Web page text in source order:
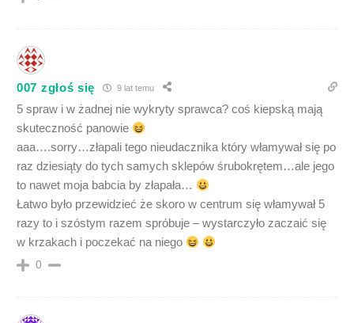
007 zgłoś się 9 lat temu
5 spraw i w żadnej nie wykryty sprawca? coś kiepską mają
skuteczność panowie
aaa….sorry…złapali tego nieudacznika który włamywał się po
raz dziesiąty do tych samych sklepów śrubokrętem…ale jego
to nawet moja babcia by złapała…
Łatwo było przewidzieć że skoro w centrum się włamywał 5
razy to i szóstym razem spróbuje – wystarczyło zaczaić się
w krzakach i poczekać na niego
0